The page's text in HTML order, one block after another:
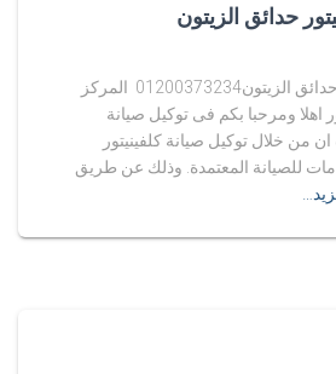
حدائق الزيتون
توكيل صيانة كلفينيتور حدائق الزيتون01200373234 المركز
اهلا ومرحبا بكم فى توكيل صيانة
ان من خلال توكيل صيانة كلفينيتور
للصيانة المعتمدة. وذلك عن طريق